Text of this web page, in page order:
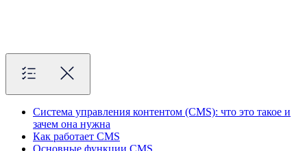
Система управления контентом (CMS): что это такое и
зачем она нужна
Как работает CMS
Основные функции CMS